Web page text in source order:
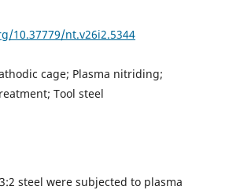
10.37779/nt.v26i2.5344
cage; Plasma nitriding;
Tool steel
steel were subjected to plasma